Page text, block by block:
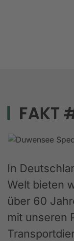
FAKT
In
Welt bieten
über 60
mit unseren